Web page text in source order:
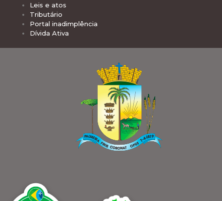
Leis e atos
Tributário
Portal inadimplência
Dívida Ativa